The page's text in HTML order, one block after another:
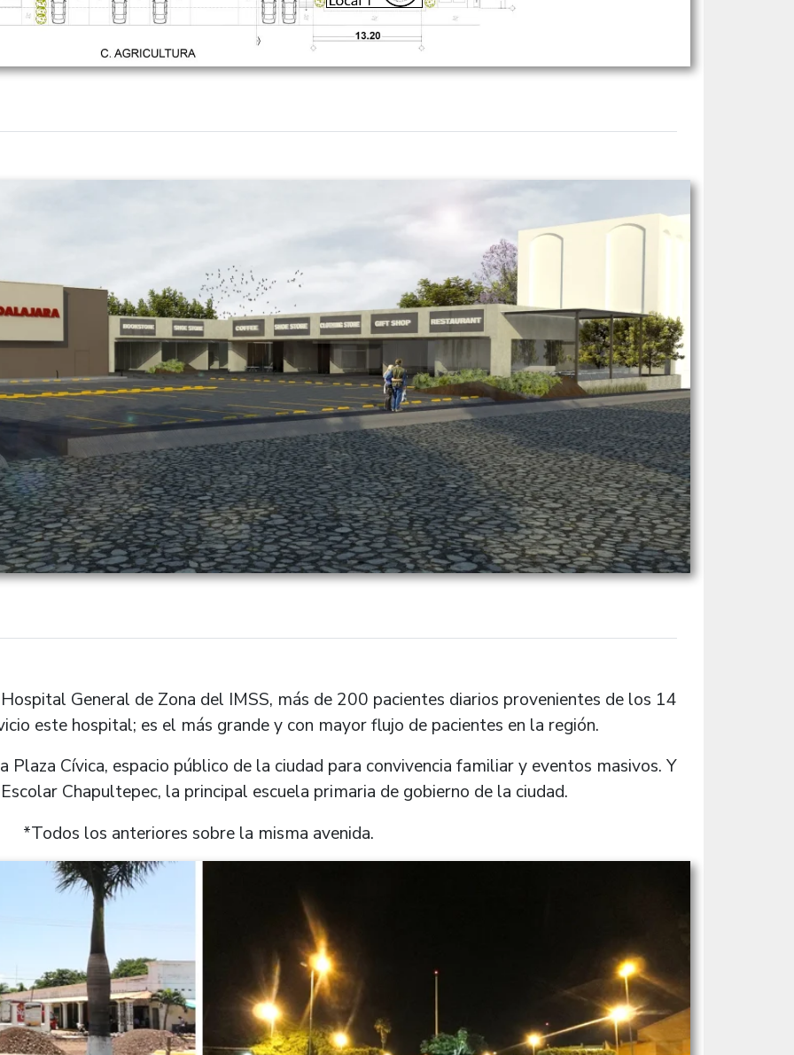
General de Zona del IMSS, más de 200 pacientes diarios provenientes de los 14
este hospital; es el más grande y con mayor flujo de pacientes en la región.
Cívica, espacio público de la ciudad para convivencia familiar y eventos masivos. Y
Chapultepec, la principal escuela primaria de gobierno de la ciudad.
*Todos los anteriores sobre la misma avenida.